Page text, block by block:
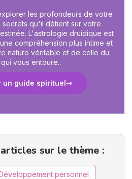
les profondeurs de votre
qu'il détient sur votre
L'astrologie druidique est
compréhension plus intime et
nature véritable et de celle du
vous entoure..
un guide spirituel
sur le thème :
personnel